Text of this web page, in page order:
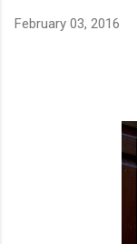
February 03, 2016